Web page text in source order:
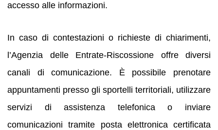
accesso alle informazioni.
In caso di contestazioni o richieste di chiarimenti,
l’Agenzia delle Entrate-Riscossione offre diversi
canali di comunicazione. È possibile prenotare
appuntamenti presso gli sportelli territoriali, utilizzare
servizi di assistenza telefonica o inviare
comunicazioni tramite posta elettronica certificata